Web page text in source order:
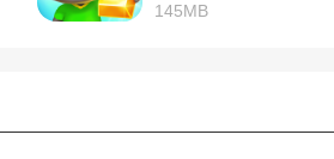
145MB